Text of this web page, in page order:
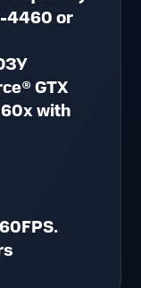
4460 or
GTX
with